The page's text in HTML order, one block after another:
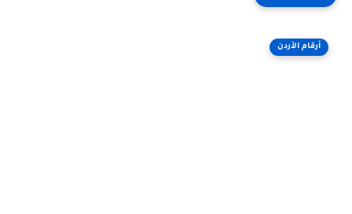
أرقام الأردن